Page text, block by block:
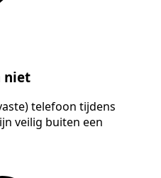
niet
telefoon tijdens
veilig buiten een